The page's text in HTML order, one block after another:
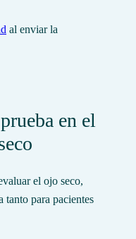
al enviar la
en el
el ojo seco,
para pacientes